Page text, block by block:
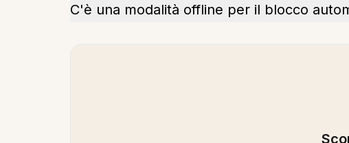
C'è una modalità offline per il blocco